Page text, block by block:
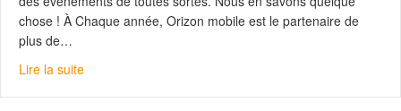
chose ! À Chaque année, Orizon mobile est le partenaire de
plus de…
Lire la suiteabout La radiocommunication pour vos évènements,